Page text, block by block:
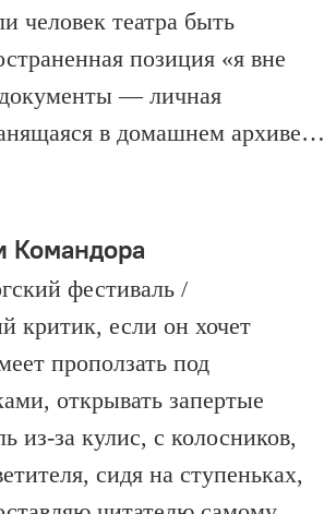
человек театра быть
позиция «я вне
документы — личная
в домашнем архиве…
Командора
фестиваль /
критик, если он хочет
проползать под
открывать запертые
из-за кулис, с колосников,
сидя на ступеньках,